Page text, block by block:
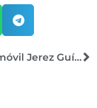
Aplicación móvil Jerez Guía Turística Activa